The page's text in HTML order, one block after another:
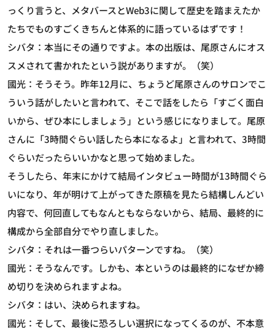
っくり言うと、メタバースとWeb3に関して歴史を踏まえたか
たちでものすごくきちんと体系的に語っているはずです！
シバタ：本当にその通りですよ。本の出版は、尾原さんにオス
スメされて書かれたという説がありますが。（笑）
國光：そうそう。昨年12月に、ちょうど尾原さんのサロンでこ
ういう話がしたいと言われて、そこで話をしたら「すごく面白
いから、ぜひ本にしましょう」という感じになりまして。尾原
さんに「3時間ぐらい話したら本になるよ」と言われて、3時間
ぐらいだったらいいかなと思って始めました。
そうしたら、年末にかけて結局インタビュー時間が13時間ぐら
いになり、年が明けて上がってきた原稿を見たら結構しんどい
内容で、何回直してもなんともならないから、結局、最終的に
構成から全部自分でやり直しました。
シバタ：それは一番つらいパターンですね。（笑）
國光：そうなんです。しかも、本というのは最終的になぜか締
め切りを決められますよね。
シバタ：はい、決められますね。
國光：そして、最後に恐ろしい選択になってくるのが、不本意